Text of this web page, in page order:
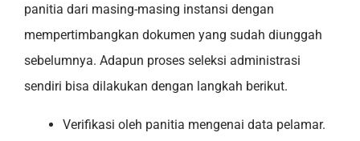
panitia dari masing-masing instansi dengan
mempertimbangkan dokumen yang sudah diunggah
sebelumnya. Adapun proses seleksi administrasi
sendiri bisa dilakukan dengan langkah berikut.
Verifikasi oleh panitia mengenai data pelamar.